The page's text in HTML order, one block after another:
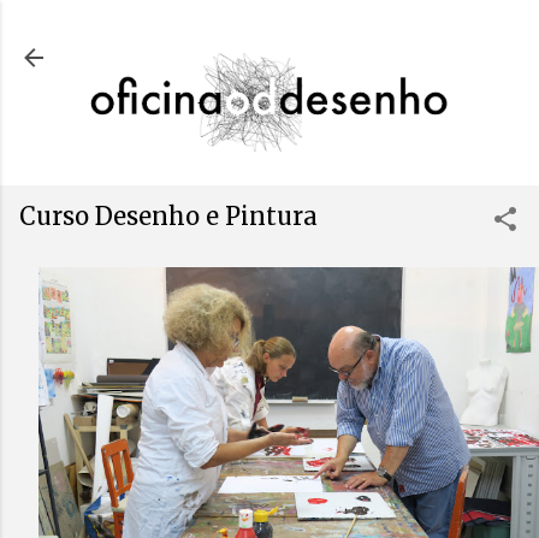
Curso Desenho e Pintura